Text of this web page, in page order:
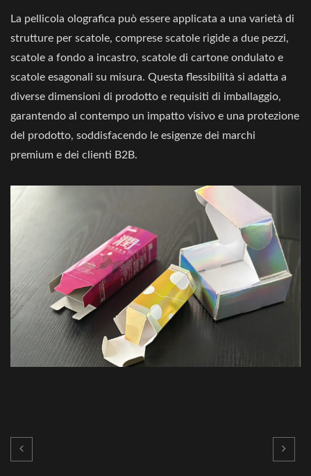
La pellicola olografica può essere applicata a una varietà di
strutture per scatole, comprese scatole rigide a due pezzi,
scatole a fondo a incastro, scatole di cartone ondulato e
scatole esagonali su misura. Questa flessibilità si adatta a
diverse dimensioni di prodotto e requisiti di imballaggio,
garantendo al contempo un impatto visivo e una protezione
del prodotto, soddisfacendo le esigenze dei marchi
premium e dei clienti B2B.